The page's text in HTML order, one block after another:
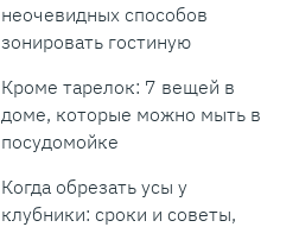
неочевидных способов
зонировать гостиную
Кроме тарелок: 7 вещей в
доме, которые можно мыть в
посудомойке
Когда обрезать усы у
клубники: сроки и советы,